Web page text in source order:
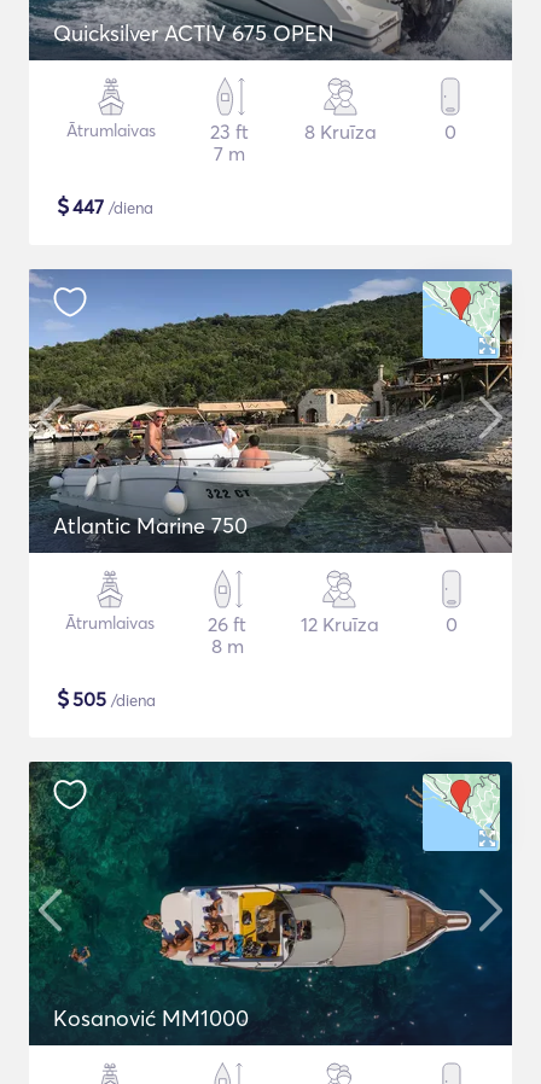
Quicksilver ACTIV 675 OPEN
Ātrumlaivas
23 ft
7 m
8 Kruīza 0
$447 /diena
Atlantic Marine 750
Ātrumlaivas
26 ft
8 m
12 Kruīza 0
$505 /diena
Kosanović MM1000